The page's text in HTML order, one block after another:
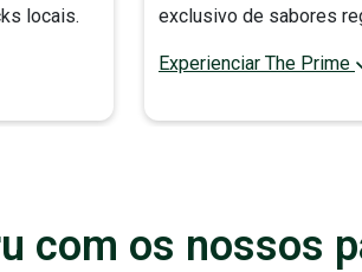
locais.
exclusivo de sabores
Experienciar The Prime
com os nossos